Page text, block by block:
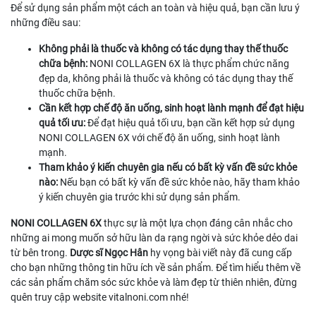
Để sử dụng sản phẩm một cách an toàn và hiệu quả, bạn cần lưu ý
những điều sau:
Không phải là thuốc và không có tác dụng thay thế thuốc
chữa bệnh: NONI COLLAGEN 6X là thực phẩm chức năng
đẹp da, không phải là thuốc và không có tác dụng thay thế
thuốc chữa bệnh.
Cần kết hợp chế độ ăn uống, sinh hoạt lành mạnh để đạt hiệu
quả tối ưu:Để đạt hiệu quả tối ưu, bạn cần kết hợp sử dụng
NONI COLLAGEN 6X với chế độ ăn uống, sinh hoạt lành
mạnh.
Tham khảo ý kiến chuyên gia nếu có bất kỳ vấn đề sức khỏe
nào: Nếu bạn có bất kỳ vấn đề sức khỏe nào, hãy tham khảo
ý kiến chuyên gia trước khi sử dụng sản phẩm.
NONI COLLAGEN 6Xthực sự là một lựa chọn đáng cân nhắc cho
những ai mong muốn sở hữu làn da rạng ngời và sức khỏe dẻo dai
từ bên trong. Dược sĩ Ngọc Hân hy vọng bài viết này đã cung cấp
cho bạn những thông tin hữu ích về sản phẩm. Để tìm hiểu thêm về
các sản phẩm chăm sóc sức khỏe và làm đẹp từ thiên nhiên, đừng
quên truy cập website vitalnoni.com nhé!